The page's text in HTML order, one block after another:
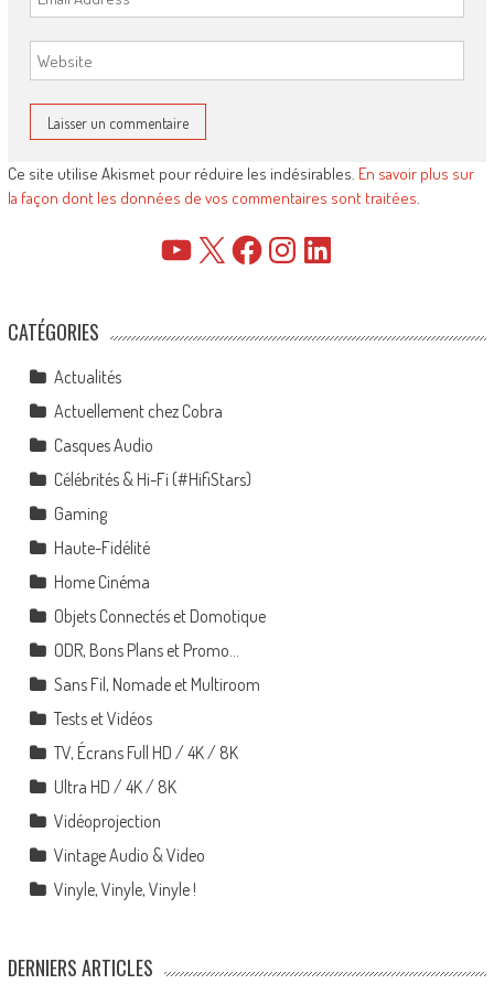
Ce site utilise Akismet pour réduire les indésirables. En savoir plus sur
la façon dont les données de vos commentaires sont traitées.
YouTube FacebookInstagramLinkedIn
CATÉGORIES
Actualités
Actuellement chez Cobra
Casques Audio
Célébrités & Hi-Fi (#HifiStars)
Gaming
Haute-Fidélité
Home Cinéma
Objets Connectés et Domotique
ODR, Bons Plans et Promo…
Sans Fil, Nomade et Multiroom
Tests et Vidéos
TV, Écrans Full HD / 4K / 8K
Ultra HD / 4K / 8K
Vidéoprojection
Vintage Audio & Video
Vinyle, Vinyle, Vinyle !
DERNIERS ARTICLES